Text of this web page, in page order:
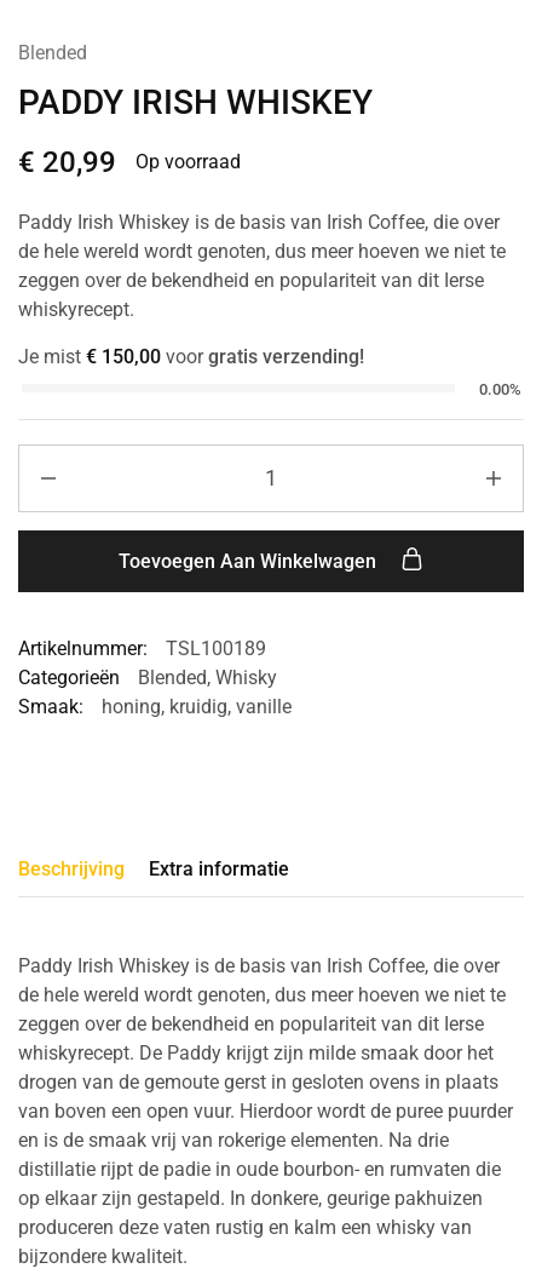
Blended
PADDY IRISH WHISKEY
€ 20,99 Op voorraad
Paddy Irish Whiskey is de basis van Irish Coffee, die over
de hele wereld wordt genoten, dus meer hoeven we niet te
zeggen over de bekendheid en populariteit van dit Ierse
whiskyrecept.
Je mist € 150,00 voorgratis verzending!
0.00%
Toevoegen Aan Winkelwagen
Artikelnummer:
TSL100189
Categorieën
Blended, Whisky
Smaak:
honing, kruidig, vanille
Beschrijving Extra informatie
Paddy Irish Whiskey is de basis van Irish Coffee, die over
de hele wereld wordt genoten, dus meer hoeven we niet te
zeggen over de bekendheid en populariteit van dit Ierse
whiskyrecept. De Paddy krijgt zijn milde smaak door het
drogen van de gemoute gerst in gesloten ovens in plaats
van boven een open vuur. Hierdoor wordt de puree puurder
en is de smaak vrij van rokerige elementen. Na drie
distillatie rijpt de padie in oude bourbon- en rumvaten die
op elkaar zijn gestapeld. In donkere, geurige pakhuizen
produceren deze vaten rustig en kalm een ​​whisky van
bijzondere kwaliteit.